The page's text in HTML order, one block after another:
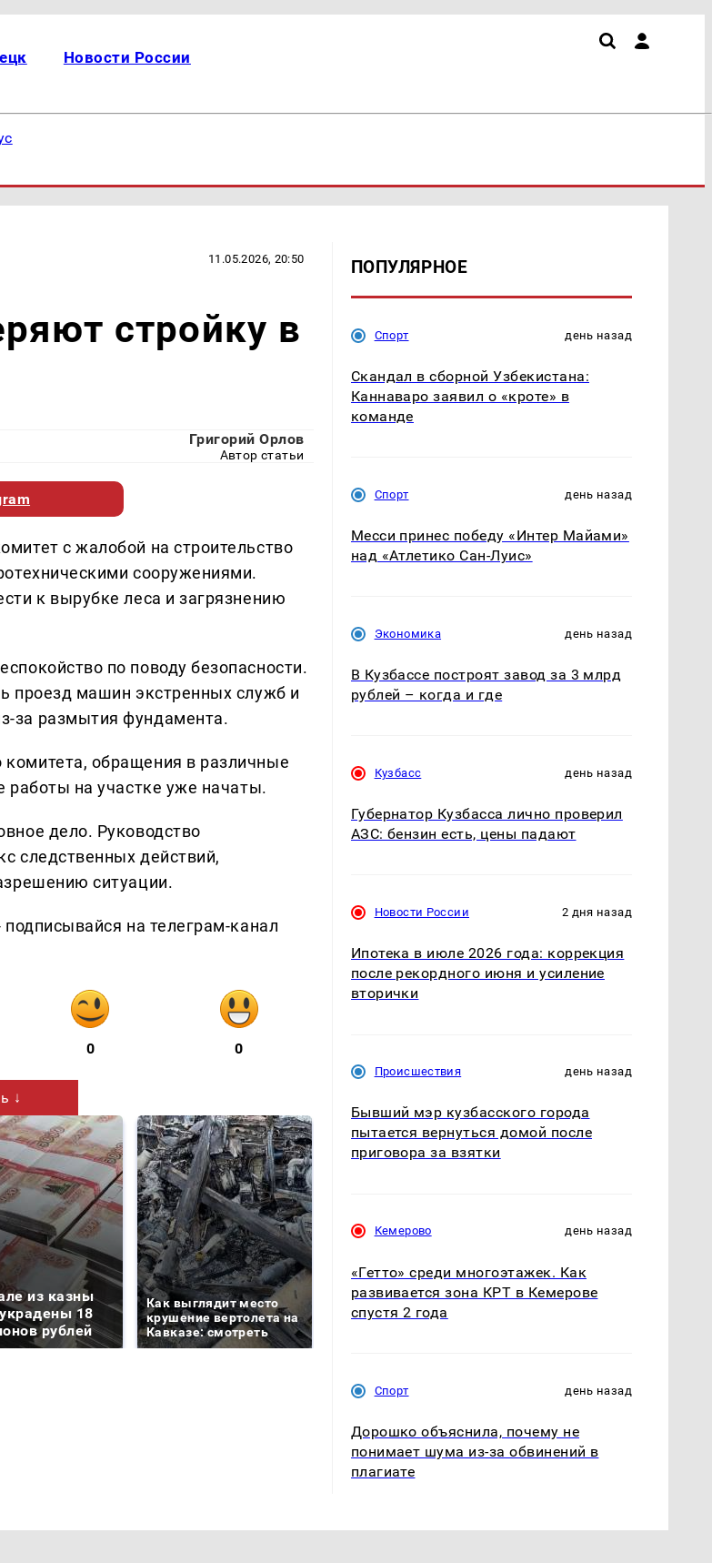
Новости России
11.05.2026, 20:50
стройку в
Григорий Орлов
Автор статьи
с жалобой на строительство
сооружениями.
к вырубке леса и загрязнению
по поводу безопасности.
проезд машин экстренных служб и
за размытия фундамента.
обращения в различные
работы на участке уже начаты.
дело. Руководство
следственных действий,
ситуации.
на телеграм-канал
0 0
↓
из казны
18
рублей
Как выглядит место
крушение вертолета на
Кавказе: смотреть
Не ешьте эту
готовую еду из
В ОАЭ произошло
ПОПУЛЯРНОЕ
Спорт день назад
Скандал в сборной Узбекистана:
Каннаваро заявил о «кроте» в
команде
Спорт день назад
Месси принес победу «Интер Майами»
над «Атлетико Сан-Луис»
Экономика день назад
В Кузбассе построят завод за 3 млрд
рублей – когда и где
Кузбасс день назад
Губернатор Кузбасса лично проверил
АЗС: бензин есть, цены падают
Новости России 2 дня назад
Ипотека в июле 2026 года: коррекция
после рекордного июня и усиление
вторички
Происшествия день назад
Бывший мэр кузбасского города
пытается вернуться домой после
приговора за взятки
Кемерово день назад
«Гетто» среди многоэтажек. Как
развивается зона КРТ в Кемерове
спустя 2 года
Спорт день назад
Дорошко объяснила, почему не
понимает шума из-за обвинений в
плагиате